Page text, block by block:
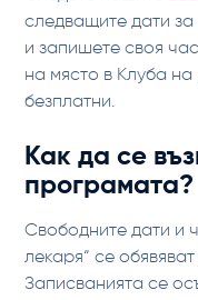
следващите дати за
и запишете своя
на място в Клуба
безплатни.
Как да се
програмата?
Свободните дати и
лекаря“ се
Записванията се